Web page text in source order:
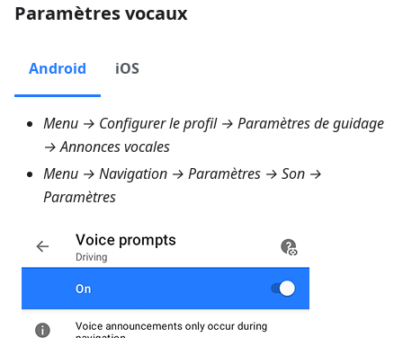
Paramètres vocaux
Android iOS
Menu → Configurer le profil → Paramètres de guidage
→ Annonces vocales
Menu → Navigation → Paramètres → Son →
Paramètres